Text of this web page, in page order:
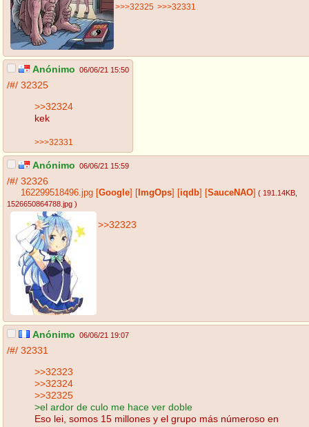
>>>32325 >>>32331
Anónimo 06/06/21 15:50
/#/ 32325
>>32324
kek
>>>32331
Anónimo 06/06/21 15:59
/#/ 32326
162299518496.jpg Google ImgOps iqdb SauceNAO ( 191.14KB,
1526650864788.jpg )
>>32323
Anónimo 06/06/21 19:07
/#/ 32331
>>32323
>>32324
>>32325
>el ardor de culo me hace ver doble
Eso lei, somos 15 millones y el grupo más númeroso en